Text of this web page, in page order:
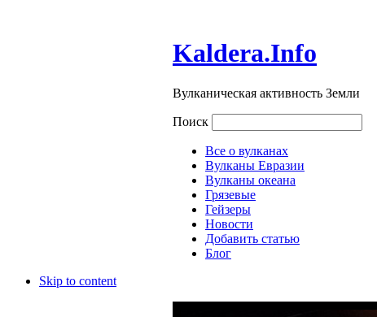
Kaldera.Info
Вулканическая активность Земли
Поиск
Все о вулканах
Вулканы Евразии
Вулканы океана
Грязевые
Гейзеры
Новости
Добавить статью
Блог
Skip to content